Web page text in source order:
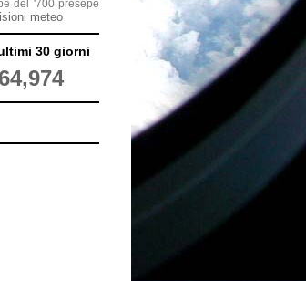
del '700 presepe
meteo
30 giorni
64,974